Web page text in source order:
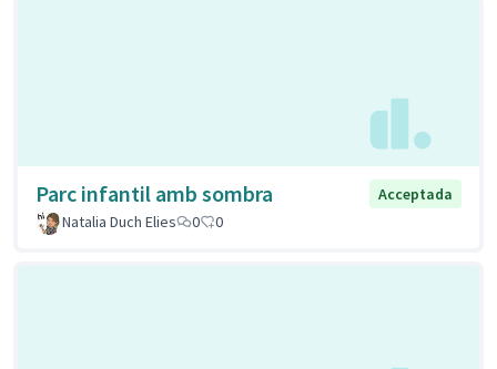
Parc infantil amb sombra
Acceptada
Natalia Duch Elies
0 0